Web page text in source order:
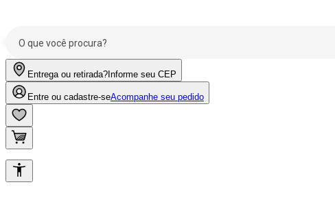
Entrega ou retirada? Informe seu CEP
Entre ou cadastre-seAcompanhe seu pedido